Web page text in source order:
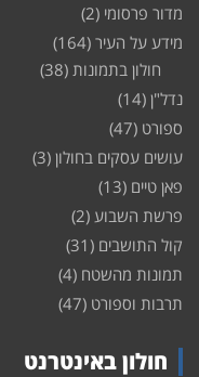
מדור פרסומי (2)
מידע על העיר (164)
חולון בתמונות (38)
נדל"ן (14)
ספורט (47)
עושים עסקים בחולון (3)
פאן טיים (13)
פרשת השבוע (2)
קול התושבים (31)
תמונות מהשטח (4)
תרבות וספורט (47)
חולון באינטרנט